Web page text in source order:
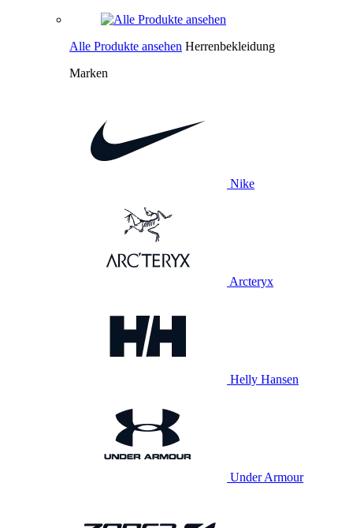
Alle Produkte ansehen Herrenbekleidung
Marken
Nike
Arcteryx
Helly Hansen
Under Armour